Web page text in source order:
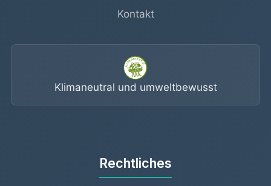
Kontakt
Klimaneutral und umweltbewusst
Rechtliches